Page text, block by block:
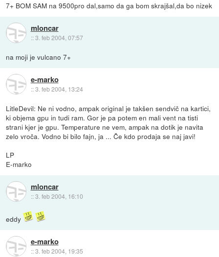
7+ BOM SAM na 9500pro dal,samo da ga bom skrajšal,da bo nizek
mloncar
::3. feb 2004, 07:57
na moji je vulcano 7+
e-marko
::3. feb 2004, 13:24
LitleDevil: Ne ni vodno, ampak original je takšen sendvič na kartici,
ki objema gpu in tudi ram. Gor je pa potem en mali vent na tisti
strani kjer je gpu. Temperature ne vem, ampak na dotik je navita
zelo vroča. Vodno bi bilo fajn, ja ... Če kdo prodaja se naj javi!
LP
E-marko
mloncar
::3. feb 2004, 16:10
eddy
e-marko
::3. feb 2004, 19:35